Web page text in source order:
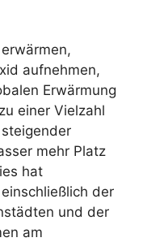
aufnehmen,
Erwärmung
einer Vielzahl
mehr Platz
hat
der
und der
am